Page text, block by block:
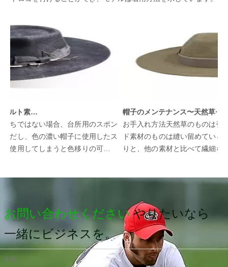
帽子のメンテナンス〜フェルト素材の帽子
はない場合、台所用のスポン
、色の濃い帽子に使用したス
してしまうと色移りの可能性
帽子のメンテナンス〜天然草·ブレード素材の帽子
お手入れ方法天然草のものは強くつ
ド素材のものは縫い留めている糸が
りと、他の素材と比べて繊細なもの
お問い合わせくださいやりたいなら
一緒にビジネスを。